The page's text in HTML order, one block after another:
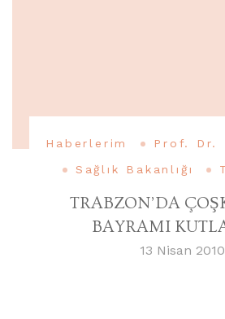
Haberlerim
Prof. Dr.
Sağlık Bakanlığı
TRABZON’DA
BAYRAMI
13 Nisan 2010